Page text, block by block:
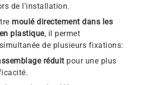
de l'installation.
moulé directement dans les
plastique, il permet
de plusieurs fixations:
réduit pour une plus